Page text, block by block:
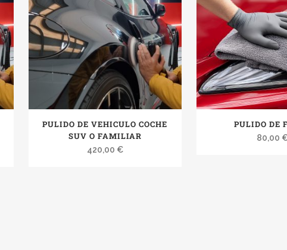
PULIDO DE VEHICULO COCHE
SUV O FAMILIAR
420,00 €
PULIDO DE
80,00